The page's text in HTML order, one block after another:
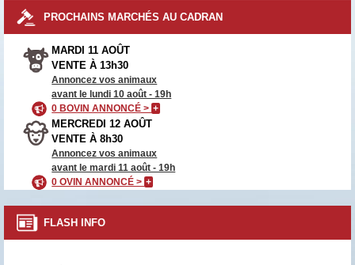
PROCHAINS MARCHÉS AU CADRAN
MARDI 11 AOÛT
VENTE À 13h30
Annoncez vos animaux
avant le lundi 10 août - 19h
0 BOVIN ANNONCÉ >+
MERCREDI 12 AOÛT
VENTE À 8h30
Annoncez vos animaux
avant le mardi 11 août - 19h
0 OVIN ANNONCÉ >+
FLASH INFO